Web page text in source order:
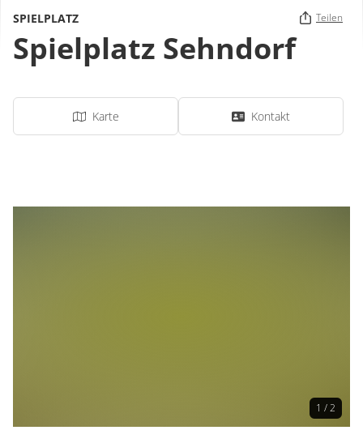
SPIELPLATZ Teilen
Spielplatz Sehndorf
Karte Kontakt
1 / 2